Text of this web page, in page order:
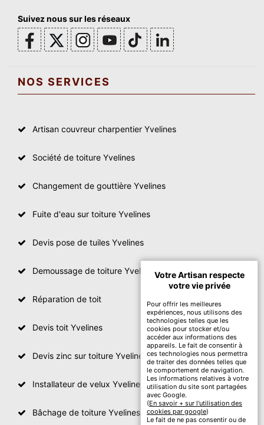
Suivez nous sur les réseaux
NOS SERVICES
Artisan couvreur charpentier Yvelines
Société de toiture Yvelines
Changement de gouttière Yvelines
Fuite d'eau sur toiture Yvelines
Devis pose de tuiles Yvelines
Demoussage de toiture Yvelines
Réparation de toit
Devis toit Yvelines
Devis zinc sur toiture Yvelines
Installateur de velux Yvelines
Bâchage de toiture Yvelines
Votre Artisan respecte
votre vie privée
Pour offrir les meilleures
expériences, nous utilisons des
technologies telles que les
cookies pour stocker et/ou
accéder aux informations des
appareils. Le fait de consentir à
ces technologies nous permettra
de traiter des données telles que
le comportement de navigation.
Les informations relatives à votre
utilisation du site sont partagées
avec Google.
(En savoir + sur l'utilisation des
cookies par google)
Le fait de ne pas consentir ou de